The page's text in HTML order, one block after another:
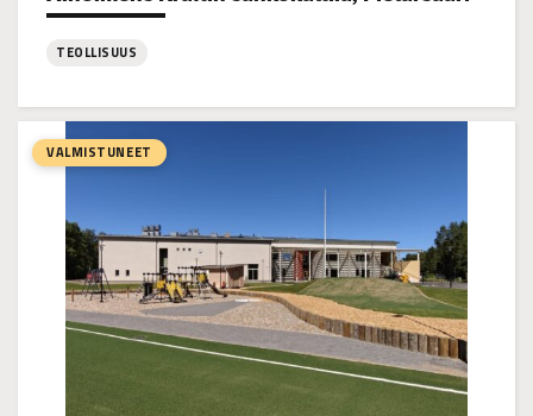
TEOLLISUUS
Alholmens
Kraftin
sähkökattila,
VALMISTUNEET